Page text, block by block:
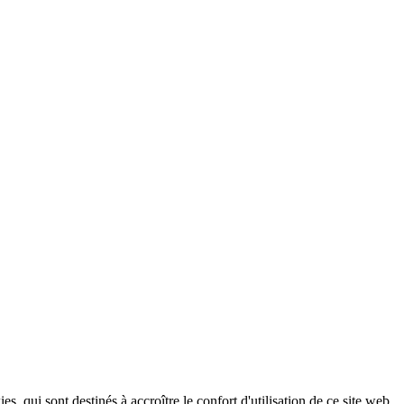
qui sont destinés à accroître le confort d'utilisation de ce site web,